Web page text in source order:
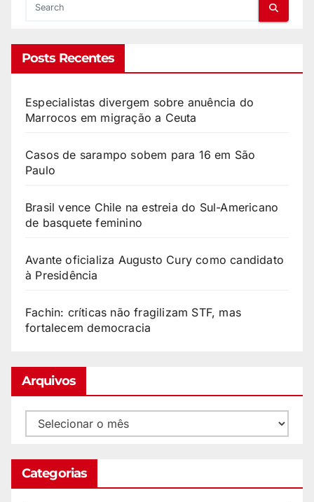
Posts Recentes
Especialistas divergem sobre anuência do
Marrocos em migração a Ceuta
Casos de sarampo sobem para 16 em São
Paulo
Brasil vence Chile na estreia do Sul-Americano
de basquete feminino
Avante oficializa Augusto Cury como candidato
à Presidência
Fachin: críticas não fragilizam STF, mas
fortalecem democracia
Arquivos
Categorias